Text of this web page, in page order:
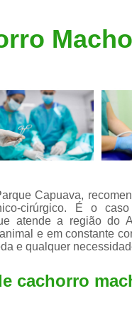
Capuava,
cirúrgico. É o
atende a região
e em constante
e qualquer
cachorro